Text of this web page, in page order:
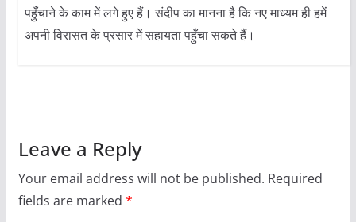
पहुँचाने के काम में लगे हुए हैं। संदीप का मानना है कि नए माध्यम ही हमें
अपनी विरासत के प्रसार में सहायता पहुँचा सकते हैं।
Leave a Reply
Your email address will not be published. Required
fields are marked *